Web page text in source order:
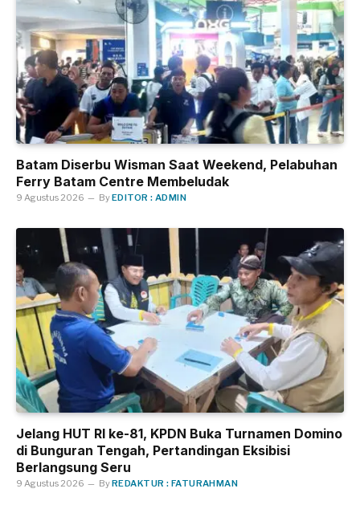
Batam Diserbu Wisman Saat Weekend, Pelabuhan
Ferry Batam Centre Membeludak
9 Agustus 2026 ByEDITOR : ADMIN
Jelang HUT RI ke-81, KPDN Buka Turnamen Domino
di Bunguran Tengah, Pertandingan Eksibisi
Berlangsung Seru
9 Agustus 2026 ByREDAKTUR : FATURAHMAN